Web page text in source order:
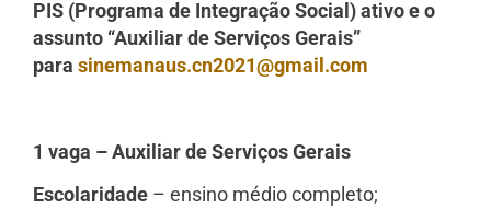
PIS (Programa de Integração Social) ativo e o
assunto “Auxiliar de Serviços Gerais”
para sinemanaus.cn2021@gmail.com
1 vaga – Auxiliar de Serviços Gerais
Escolaridade – ensino médio completo;